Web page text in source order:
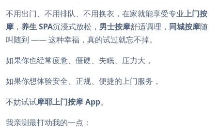
不用出门、不用排队、不用换衣，在家就能享受专业上门按
摩 ， 养生 SPA沉浸式放松， 男士按摩舒适调理， 同城按摩随
叫随到 —— 这种幸福，真的试过就忘不掉。
如果你也经常疲惫、僵硬、失眠、压力大，
如果你想体验安全、正规、便捷的上门服务，
不妨试试摩耶上门按摩 App。
我亲测最打动我的一点：